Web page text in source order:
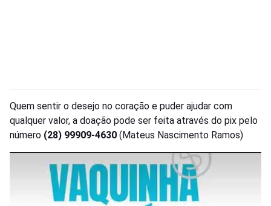
Quem sentir o desejo no coração e puder ajudar com
qualquer valor, a doação pode ser feita através do pix pelo
número (28) 99909-4630 (Mateus Nascimento Ramos)